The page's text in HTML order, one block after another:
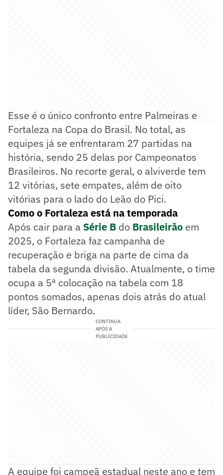
Esse é o único confronto entre Palmeiras e
Fortaleza na Copa do Brasil. No total, as
equipes já se enfrentaram 27 partidas na
história, sendo 25 delas por Campeonatos
Brasileiros. No recorte geral, o alviverde tem
12 vitórias, sete empates, além de oito
vitórias para o lado do Leão do Pici.
Como o Fortaleza está na temporada
Após cair para a Série B do Brasileirão em
2025, o Fortaleza faz campanha de
recuperação e briga na parte de cima da
tabela da segunda divisão. Atualmente, o time
ocupa a 5ª colocação na tabela com 18
pontos somados, apenas dois atrás do atual
líder, São Bernardo.
CONTINUA
APÓS A
PUBLICIDADE
A equipe foi campeã estadual neste ano e tem